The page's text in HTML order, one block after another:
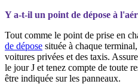
Y a-t-il un point de dépose à
Tout comme le point de prise en
de dépose située à chaque
voitures privées et des taxis.
le jour J et tenez compte de toute
être indiquée sur les panneaux.